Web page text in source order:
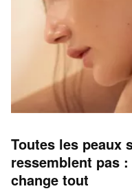
Toutes les peaux
ressemblent pas
change tout